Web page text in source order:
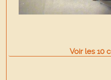
Voir les10